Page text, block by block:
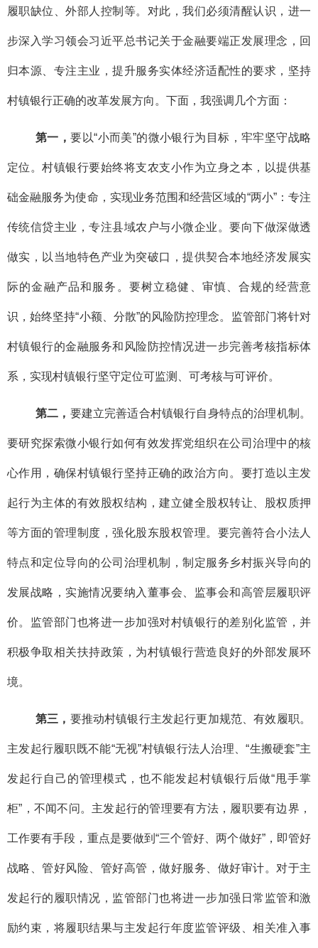
履职缺位、外部人控制等。对此，我们必须清醒认识，进一
步深入学习领会习近平总书记关于金融要端正发展理念，回
归本源、专注主业，提升服务实体经济适配性的要求，坚持
村镇银行正确的改革发展方向。下面，我强调几个方面：
第一，要以“小而美”的微小银行为目标，牢牢坚守战略
定位。村镇银行要始终将支农支小作为立身之本，以提供基
础金融服务为使命，实现业务范围和经营区域的“两小”：专注
传统信贷主业，专注县域农户与小微企业。要向下做深做透
做实，以当地特色产业为突破口，提供契合本地经济发展实
际的金融产品和服务。要树立稳健、审慎、合规的经营意
识，始终坚持“小额、分散”的风险防控理念。监管部门将针对
村镇银行的金融服务和风险防控情况进一步完善考核指标体
系，实现村镇银行坚守定位可监测、可考核与可评价。
第二， 要建立完善适合村镇银行自身特点的治理机制。
要研究探索微小银行如何有效发挥党组织在公司治理中的核
心作用，确保村镇银行坚持正确的政治方向。要打造以主发
起行为主体的有效股权结构，建立健全股权转让、股权质押
等方面的管理制度，强化股东股权管理。要完善符合小法人
特点和定位导向的公司治理机制，制定服务乡村振兴导向的
发展战略，实施情况要纳入董事会、监事会和高管层履职评
价。监管部门也将进一步加强对村镇银行的差别化监管，并
积极争取相关扶持政策，为村镇银行营造良好的外部发展环
境。
第三， 要推动村镇银行主发起行更加规范、有效履职。
主发起行履职既不能“无视”村镇银行法人治理、“生搬硬套”主
发起行自己的管理模式，也不能发起村镇银行后做“甩手掌
柜”，不闻不问。主发起行的管理要有方法，履职要有边界，
工作要有手段，重点是要做到“三个管好、两个做好”，即管好
战略、管好风险、管好高管，做好服务、做好审计。对于主
发起行的履职情况，监管部门也将进一步加强日常监管和激
励约束，将履职结果与主发起行年度监管评级、相关准入事